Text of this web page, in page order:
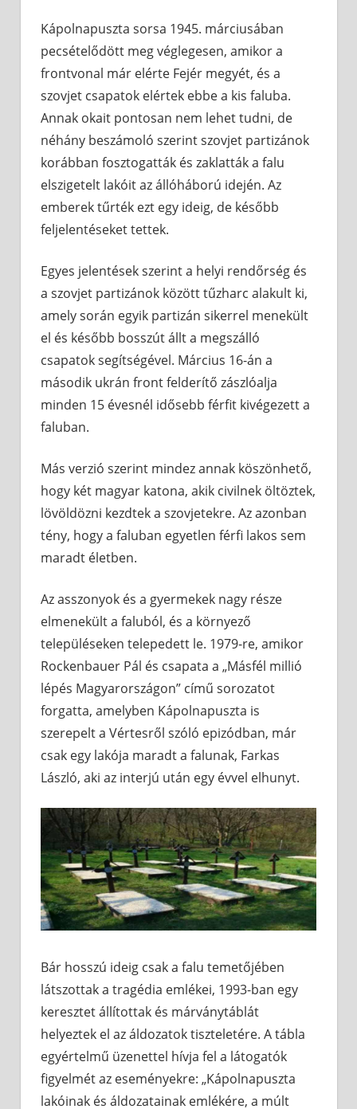
Kápolnapuszta sorsa 1945. márciusában
pecsételődött meg véglegesen, amikor a
frontvonal már elérte Fejér megyét, és a
szovjet csapatok elértek ebbe a kis faluba.
Annak okait pontosan nem lehet tudni, de
néhány beszámoló szerint szovjet partizánok
korábban fosztogatták és zaklatták a falu
elszigetelt lakóit az állóháború idején. Az
emberek tűrték ezt egy ideig, de később
feljelentéseket tettek.
Egyes jelentések szerint a helyi rendőrség és
a szovjet partizánok között tűzharc alakult ki,
amely során egyik partizán sikerrel menekült
el és később bosszút állt a megszálló
csapatok segítségével. Március 16-án a
második ukrán front felderítő zászlóalja
minden 15 évesnél idősebb férfit kivégezett a
faluban.
Más verzió szerint mindez annak köszönhető,
hogy két magyar katona, akik civilnek öltöztek,
lövöldözni kezdtek a szovjetekre. Az azonban
tény, hogy a faluban egyetlen férfi lakos sem
maradt életben.
Az asszonyok és a gyermekek nagy része
elmenekült a faluból, és a környező
településeken telepedett le. 1979-re, amikor
Rockenbauer Pál és csapata a „Másfél millió
lépés Magyarországon” című sorozatot
forgatta, amelyben Kápolnapuszta is
szerepelt a Vértesről szóló epizódban, már
csak egy lakója maradt a falunak, Farkas
László, aki az interjú után egy évvel elhunyt.
Bár hosszú ideig csak a falu temetőjében
látszottak a tragédia emlékei, 1993-ban egy
keresztet állítottak és márványtáblát
helyeztek el az áldozatok tiszteletére. A tábla
egyértelmű üzenettel hívja fel a látogatók
figyelmét az eseményekre: „Kápolnapuszta
lakóinak és áldozatainak emlékére, a múlt